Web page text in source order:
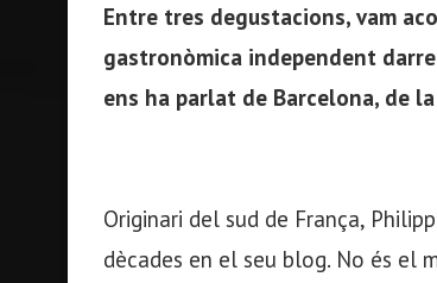
Entre tres degustacions, vam
gastronòmica independent
ens ha parlat de Barcelona, de
Originari del sud de França,
dècades en el seu blog. No és el